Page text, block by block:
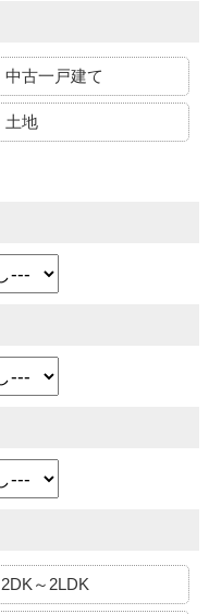
中古一戸建て
土地
2DK～2LDK